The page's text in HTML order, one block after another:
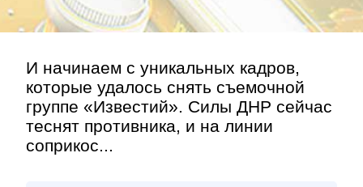
И начинаем с уникальных кадров,
которые удалось снять съемочной
группе «Известий». Силы ДНР сейчас
теснят противника, и на линии
соприкос...
Контакт»